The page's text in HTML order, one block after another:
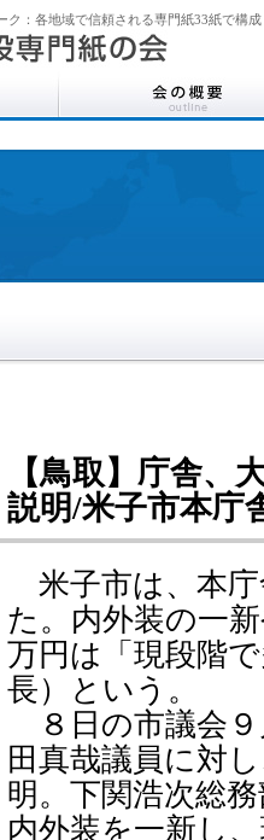
ク：各地域で信頼される専門紙33紙で構成
【鳥取】庁舎、
説明/米子市本庁
米子市は、本庁
た。内外装の一
万円は「現段階
長）という。
８日の市議会９
田真哉議員に対
明。下関浩次総
内外装を一新し